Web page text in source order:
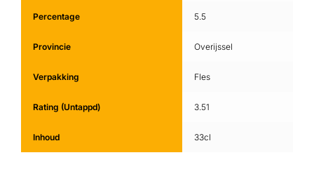
Percentage 5.5
Provincie Overijssel
Verpakking Fles
Rating (Untappd) 3.51
Inhoud 33cl